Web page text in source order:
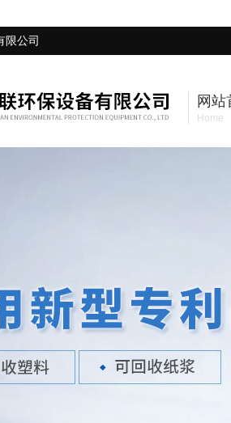
限公司
网站
Home